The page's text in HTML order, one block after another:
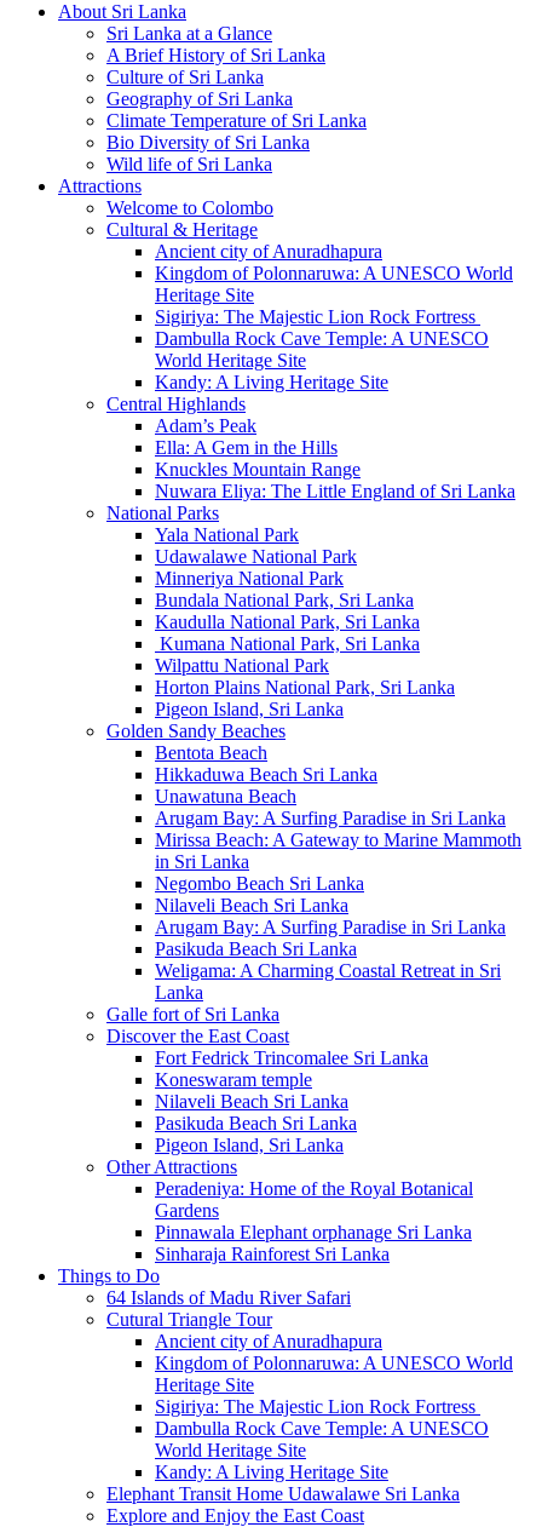
About Sri Lanka
Sri Lanka at a Glance
A Brief History of Sri Lanka
Culture of Sri Lanka
Geography of Sri Lanka
Climate Temperature of Sri Lanka
Bio Diversity of Sri Lanka
Wild life of Sri Lanka
Attractions
Welcome to Colombo
Cultural & Heritage
Ancient city of Anuradhapura
Kingdom of Polonnaruwa: A UNESCO World
Heritage Site
Sigiriya: The Majestic Lion Rock Fortress
Dambulla Rock Cave Temple: A UNESCO
World Heritage Site
Kandy: A Living Heritage Site
Central Highlands
Adam’s Peak
Ella: A Gem in the Hills
Knuckles Mountain Range
Nuwara Eliya: The Little England of Sri Lanka
National Parks
Yala National Park
Udawalawe National Park
Minneriya National Park
Bundala National Park, Sri Lanka
Kaudulla National Park, Sri Lanka
Kumana National Park, Sri Lanka
Wilpattu National Park
Horton Plains National Park, Sri Lanka
Pigeon Island, Sri Lanka
Golden Sandy Beaches
Bentota Beach
Hikkaduwa Beach Sri Lanka
Unawatuna Beach
Arugam Bay: A Surfing Paradise in Sri Lanka
Mirissa Beach: A Gateway to Marine Mammoth
in Sri Lanka
Negombo Beach Sri Lanka
Nilaveli Beach Sri Lanka
Arugam Bay: A Surfing Paradise in Sri Lanka
Pasikuda Beach Sri Lanka
Weligama: A Charming Coastal Retreat in Sri
Lanka
Galle fort of Sri Lanka
Discover the East Coast
Fort Fedrick Trincomalee Sri Lanka
Koneswaram temple
Nilaveli Beach Sri Lanka
Pasikuda Beach Sri Lanka
Pigeon Island, Sri Lanka
Other Attractions
Peradeniya: Home of the Royal Botanical
Gardens
Pinnawala Elephant orphanage Sri Lanka
Sinharaja Rainforest Sri Lanka
Things to Do
64 Islands of Madu River Safari
Cutural Triangle Tour
Ancient city of Anuradhapura
Kingdom of Polonnaruwa: A UNESCO World
Heritage Site
Sigiriya: The Majestic Lion Rock Fortress
Dambulla Rock Cave Temple: A UNESCO
World Heritage Site
Kandy: A Living Heritage Site
Elephant Transit Home Udawalawe Sri Lanka
Explore and Enjoy the East Coast